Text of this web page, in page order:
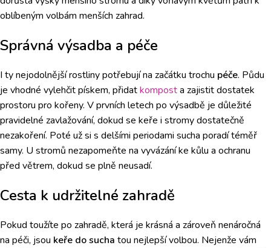
oblíbeným volbám menších zahrad.
Správná výsadba a péče
I ty nejodolnější rostliny potřebují na začátku trochu péče. Půdu
je vhodné vylehčit pískem, přidatkomposta zajistit dostatek
prostoru pro kořeny. V prvních letech po výsadbě je důležité
pravidelné zavlažování, dokud se keře i stromy dostatečně
nezakoření. Poté už si s delšími periodami sucha poradí téměř
samy. U stromů nezapomeňte na vyvázání ke kůlu a ochranu
před větrem, dokud se plně neusadí.
Cesta k udržitelné zahradě
Pokud toužíte po zahradě, která je krásná a zároveň nenáročná
na péči, jsou keře do sucha tou nejlepší volbou. Nejenže vám